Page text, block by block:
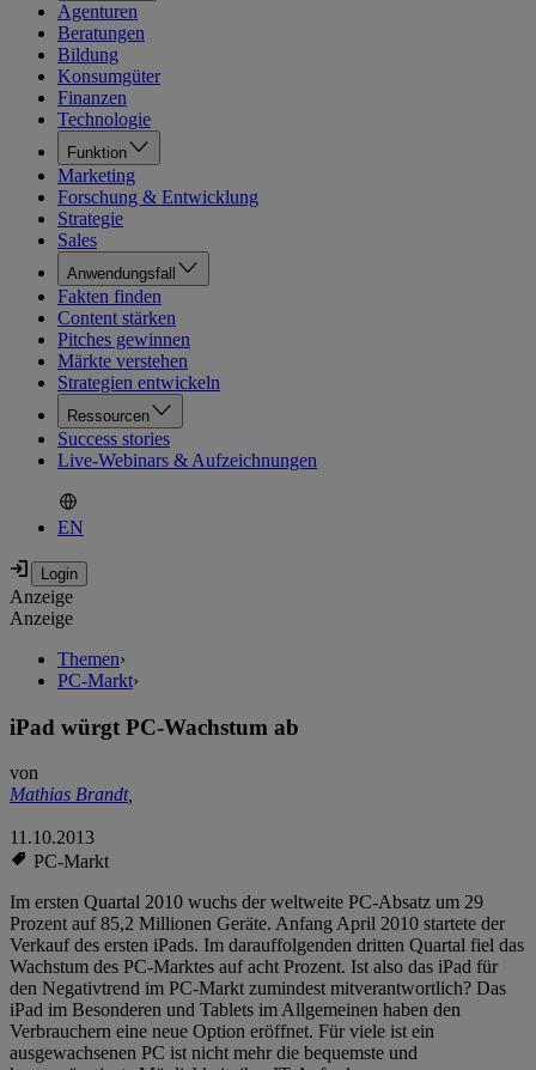
Agenturen
Beratungen
Bildung
Konsumgüter
Finanzen
Technologie
Funktion
Marketing
Forschung & Entwicklung
Strategie
Sales
Anwendungsfall
Fakten finden
Content stärken
Pitches gewinnen
Märkte verstehen
Strategien entwickeln
Ressourcen
Success stories
Live-Webinars & Aufzeichnungen
EN
Anzeige
Anzeige
Themen›
PC-Markt›
iPad würgt PC-Wachstum ab
von
Mathias Brandt,
11.10.2013
PC-Markt
Im ersten Quartal 2010 wuchs der weltweite PC-Absatz um 29
Prozent auf 85,2 Millionen Geräte. Anfang April 2010 startete der
Verkauf des ersten iPads. Im darauffolgenden dritten Quartal fiel das
Wachstum des PC-Marktes auf acht Prozent. Ist also das iPad für
den Negativtrend im PC-Markt zumindest mitverantwortlich? Das
iPad im Besonderen und Tablets im Allgemeinen haben den
Verbrauchern eine neue Option eröffnet. Für viele ist ein
ausgewachsenen PC ist nicht mehr die bequemste und